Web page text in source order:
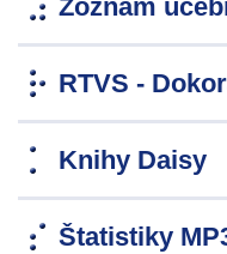
Zoznam
RTVS -
Knihy Daisy
Štatistiky